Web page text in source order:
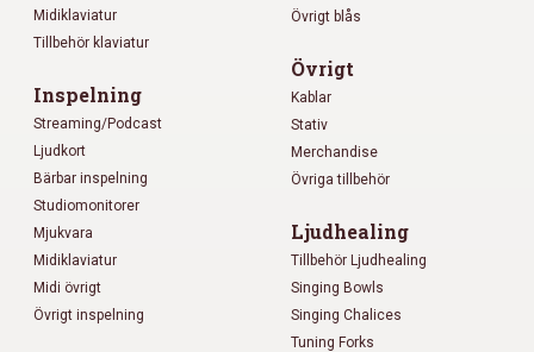
Midiklaviatur
Tillbehör klaviatur
Inspelning
Streaming/Podcast
Ljudkort
Bärbar inspelning
Studiomonitorer
Mjukvara
Midiklaviatur
Midi övrigt
Övrigt inspelning
Övrigt blås
Övrigt
Kablar
Stativ
Merchandise
Övriga tillbehör
Ljudhealing
Tillbehör Ljudhealing
Singing Bowls
Singing Chalices
Tuning Forks